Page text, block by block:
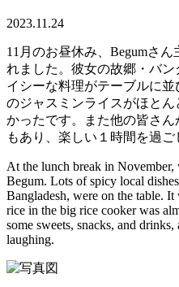
2023.11.24
11月のお昼休み、Begumさ
れました。彼女の故郷・バ
イシーな料理がテーブルに
のジャスミンライスがほと
かったです。また他の皆さ
もあり、楽しい１時間を過ご
At the lunch break in November,
Begum. Lots of spicy local
Bangladesh, were on the table.
rice in the big rice cooker was
some sweets, snacks, and
laughing.